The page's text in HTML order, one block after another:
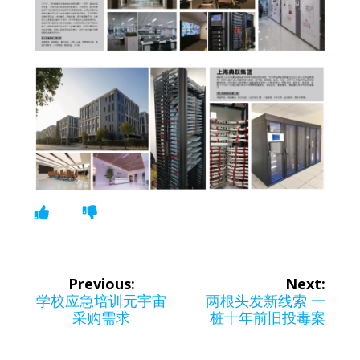
章
Previous:
Previous
学校应急培训元宇宙
采购需求
Next:
Next
post:
两根头发新线索 一
桩十年前旧投毒案